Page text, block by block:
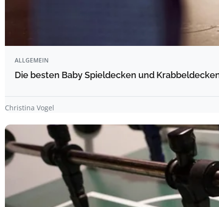
ALLGEMEIN
Die besten Baby Spieldecken und
Christina Vogel